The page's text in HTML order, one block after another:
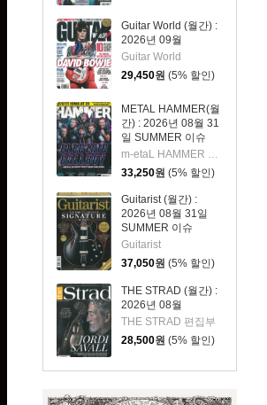
Guitar World (월간) :
2026년 09월
Guitar World
29,450원 (5% 할인)
METAL HAMMER(월
간) : 2026년 08월 31
일 SUMMER 이슈
m-etaL HAMMER 편집부
33,250원 (5% 할인)
Guitarist (월간) :
2026년 08월 31일
SUMMER 이슈
Guitarist
37,050원 (5% 할인)
THE STRAD (월간) :
2026년 08월
THE STRAD 편집부
28,500원 (5% 할인)